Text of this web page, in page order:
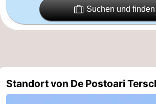
und
Veranstaltungen
Forum
Route
Suchen und finden
Standort von De Postoari